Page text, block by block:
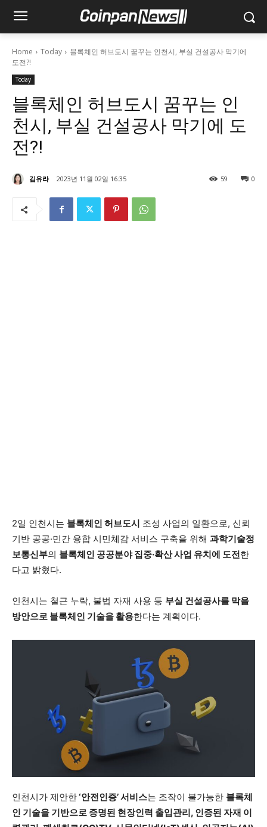
Home Today
블록체인 허브도시 꿈꾸는 인천시, 부실 건설공사 막기에
도전?!
Today
블록체인 허브도시 꿈꾸는 인
천시, 부실 건설공사 막기에 도
전?!
김유라 2023년 11월 02일 16:35 0
59
2일 인천시는 블록체인 허브도시 조성 사업의 일환으로, 신뢰
기반 공공·민간 융합 시민체감 서비스 구축을 위해 과학기술정
보통신부의 블록체인 공공분야 집중·확산 사업 유치에 도전한
다고 밝혔다.
인천시는 철근 누락, 불법 자재 사용 등 부실 건설공사를 막을
방안으로 블록체인 기술을 활용한다는 계획이다.
인천시가 제안한‘안전인증’ 서비스는 조작이 불가능한 블록체
인 기술을 기반으로 증명된 현장인력 출입관리, 인증된 자재 이